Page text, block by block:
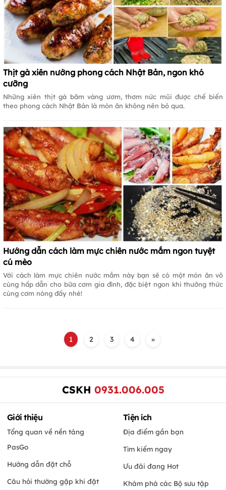
Thịt gà xiên nướng phong cách Nhật Bản, ngon khó
cưỡng
Những xiên thịt gà băm vàng ươm, thơm nức mũi được chế biến
theo phong cách Nhật Bản là món ăn không nên bỏ qua.
Hướng dẫn cách làm mực chiên nước mắm ngon tuyệt
cú mèo
Với cách làm mực chiên nước mắm này bạn sẽ có một món ăn vô
cùng hấp dẫn cho bữa cơm gia đình, đặc biệt ngon khi thưởng thức
cùng cơm nóng đấy nhé!
1 2 3 4 »
CSKH 0931.006.005
Giới thiệu
Tổng quan về nền tảng
PasGo
Hướng dẫn đặt chỗ
Câu hỏi thường gặp khi đặt
Tiện ích
Địa điểm gần bạn
Tìm kiếm ngay
Ưu đãi đang Hot
Khám phá các Bộ sưu tập